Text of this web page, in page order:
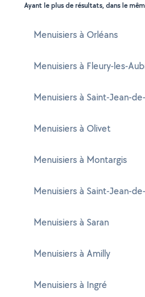
Ayant le plus de résultats, dans le
Menuisiers à Orléans
Menuisiers à Fleury-les-
Menuisiers à Saint-Jean-
Menuisiers à Olivet
Menuisiers à Montargis
Menuisiers à Saint-Jean-
Menuisiers à Saran
Menuisiers à Amilly
Menuisiers à Ingré